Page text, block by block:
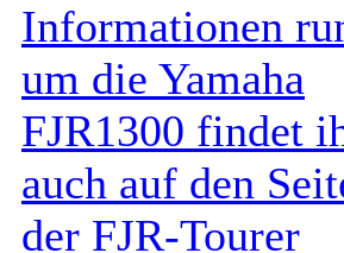
Informationen
um die Yamaha
FJR1300 findet
auch auf den
der FJR-Tourer